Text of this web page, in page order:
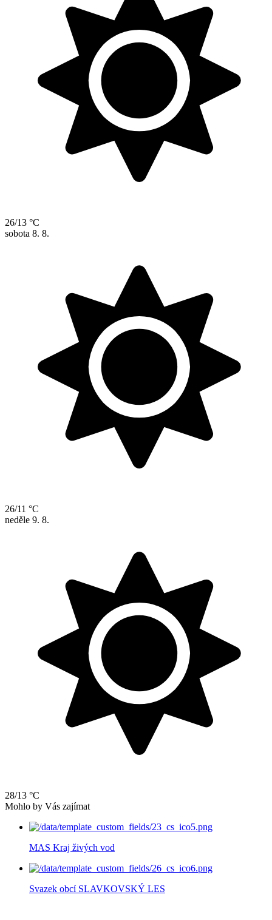
26/13 °C
sobota 8. 8.
26/11 °C
neděle 9. 8.
28/13 °C
Mohlo by Vás zajímat
MAS Kraj živých vod
Svazek obcí SLAVKOVSKÝ LES